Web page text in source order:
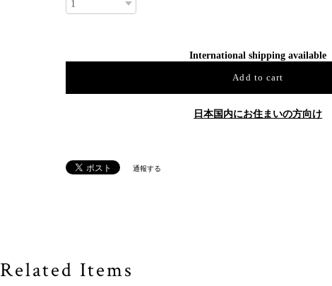
International shipping available
Add to cart
日本国内にお住まいの方向け
通報する
Related Items